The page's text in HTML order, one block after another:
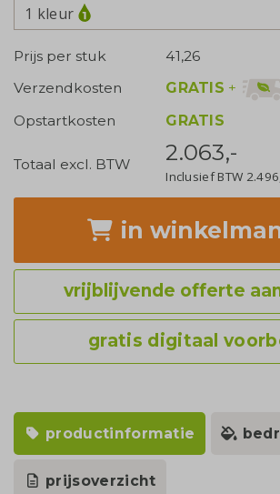
1 kleur
Prijs per stuk
41,26
Verzendkosten
GRATIS +
Opstartkosten
GRATIS
Totaal excl. BTW 2.063,-
Inclusief BTW
in
vrijblijvende offerte
gratis digitaal
productinformatie
prijsoverzicht